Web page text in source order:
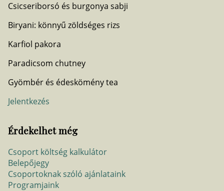
Csicseriborsó és burgonya sabji
Biryani: könnyű zöldséges rizs
Karfiol pakora
Paradicsom chutney
Gyömbér és édeskömény tea
Jelentkezés
Érdekelhet még
Csoport költség kalkulátor
Belepőjegy
Csoportoknak szóló ajánlataink
Programjaink